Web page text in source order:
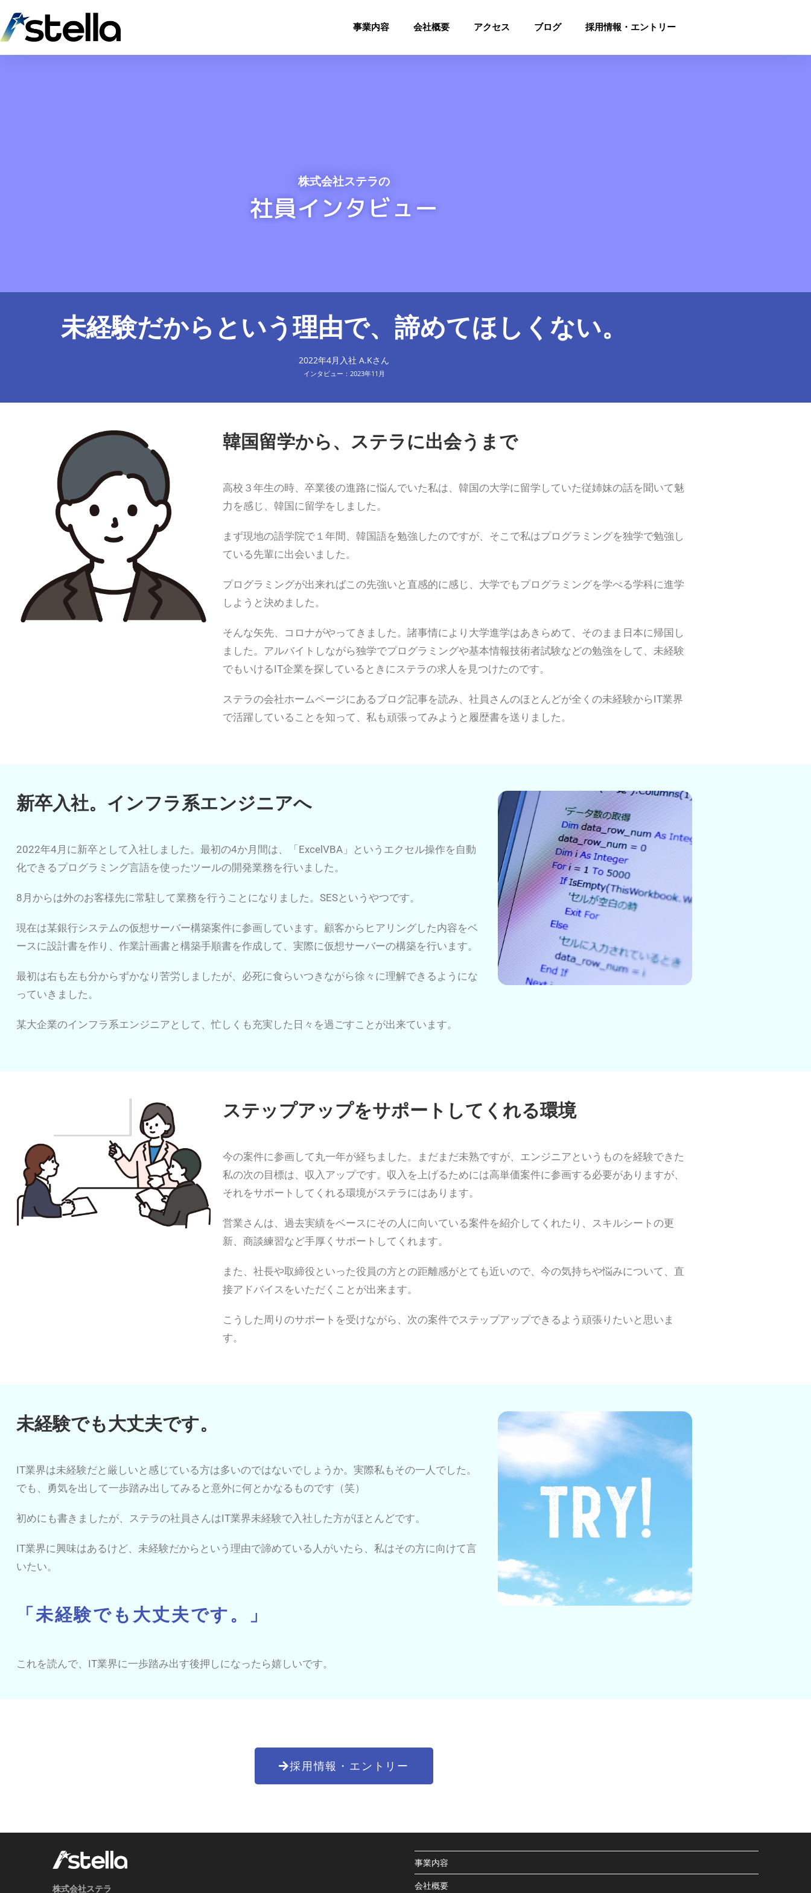
事業内容 会社概要 アクセス ブログ 採用情報・エントリー
株式会社ステラの
社員インタビュー
未経験だからという理由で、諦めてほしくない。
2022年4月入社 A.Kさん
インタビュー：2023年11月
韓国留学から、ステラに出会うまで
高校３年生の時、卒業後の進路に悩んでいた私は、韓国の大学に留学していた従姉妹の話を聞いて魅
力を感じ、韓国に留学をしました。
まず現地の語学院で１年間、韓国語を勉強したのですが、そこで私はプログラミングを独学で勉強し
ている先輩に出会いました。
プログラミングが出来ればこの先強いと直感的に感じ、大学でもプログラミングを学べる学科に進学
しようと決めました。
そんな矢先、コロナがやってきました。諸事情により大学進学はあきらめて、そのまま日本に帰国し
ました。アルバイトしながら独学でプログラミングや基本情報技術者試験などの勉強をして、未経験
でもいけるIT企業を探しているときにステラの求人を見つけたのです。
ステラの会社ホームページにあるブログ記事を読み、社員さんのほとんどが全くの未経験からIT業界
で活躍していることを知って、私も頑張ってみようと履歴書を送りました。
新卒入社。インフラ系エンジニアへ
2022年4月に新卒として入社しました。最初の4か月間は、「ExcelVBA」というエクセル操作を自動
化できるプログラミング言語を使ったツールの開発業務を行いました。
8月からは外のお客様先に常駐して業務を行うことになりました。SESというやつです。
現在は某銀行システムの仮想サーバー構築案件に参画しています。顧客からヒアリングした内容をベ
ースに設計書を作り、作業計画書と構築手順書を作成して、実際に仮想サーバーの構築を行います。
最初は右も左も分からずかなり苦労しましたが、必死に食らいつきながら徐々に理解できるようにな
っていきました。
某大企業のインフラ系エンジニアとして、忙しくも充実した日々を過ごすことが出来ています。
ステップアップをサポートしてくれる環境
今の案件に参画して丸一年が経ちました。まだまだ未熟ですが、エンジニアというものを経験できた
私の次の目標は、収入アップです。収入を上げるためには高単価案件に参画する必要がありますが、
それをサポートしてくれる環境がステラにはあります。
営業さんは、過去実績をベースにその人に向いている案件を紹介してくれたり、スキルシートの更
新、商談練習など手厚くサポートしてくれます。
また、社長や取締役といった役員の方との距離感がとても近いので、今の気持ちや悩みについて、直
接アドバイスをいただくことが出来ます。
こうした周りのサポートを受けながら、次の案件でステップアップできるよう頑張りたいと思いま
す。
未経験でも大丈夫です。
IT業界は未経験だと厳しいと感じている方は多いのではないでしょうか。実際私もその一人でした。
でも、勇気を出して一歩踏み出してみると意外に何とかなるものです（笑）
初めにも書きましたが、ステラの社員さんはIT業界未経験で入社した方がほとんどです。
IT業界に興味はあるけど、未経験だからという理由で諦めている人がいたら、私はその方に向けて言
いたい。
「未経験でも大丈夫です。」
これを読んで、IT業界に一歩踏み出す後押しになったら嬉しいです。
採用情報・エントリー
株式会社ステラ
事業内容
会社概要